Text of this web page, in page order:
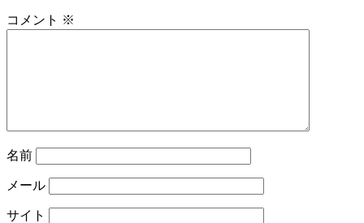
コメント ※
名前
メール
サイト